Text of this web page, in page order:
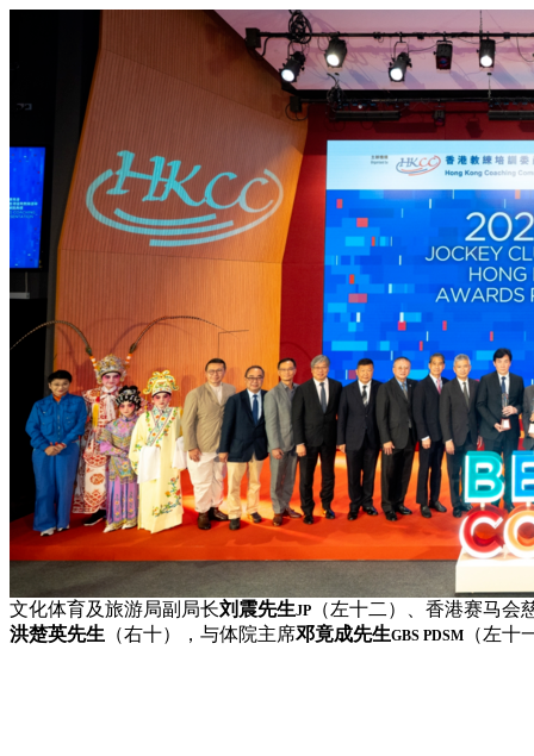
文化体育及旅游局副局长刘震先生JP
（左十二）、香港赛马会
洪楚英先生 （右十），与体院主席邓竟成先生GBS PDSM （左十